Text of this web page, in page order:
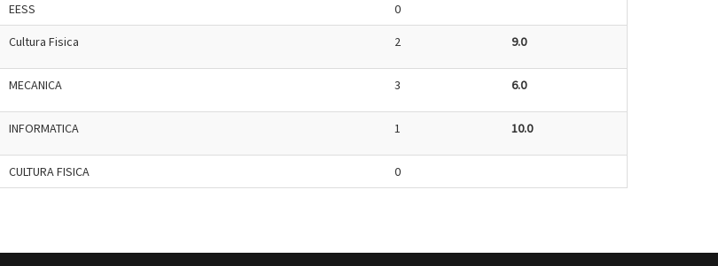
EESS 0
Cultura Fisica 2 9.0
MECANICA 3 6.0
INFORMATICA 1 10.0
CULTURA FISICA 0